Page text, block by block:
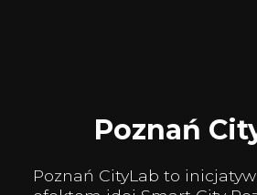
Poznań
Poznań CityLab to